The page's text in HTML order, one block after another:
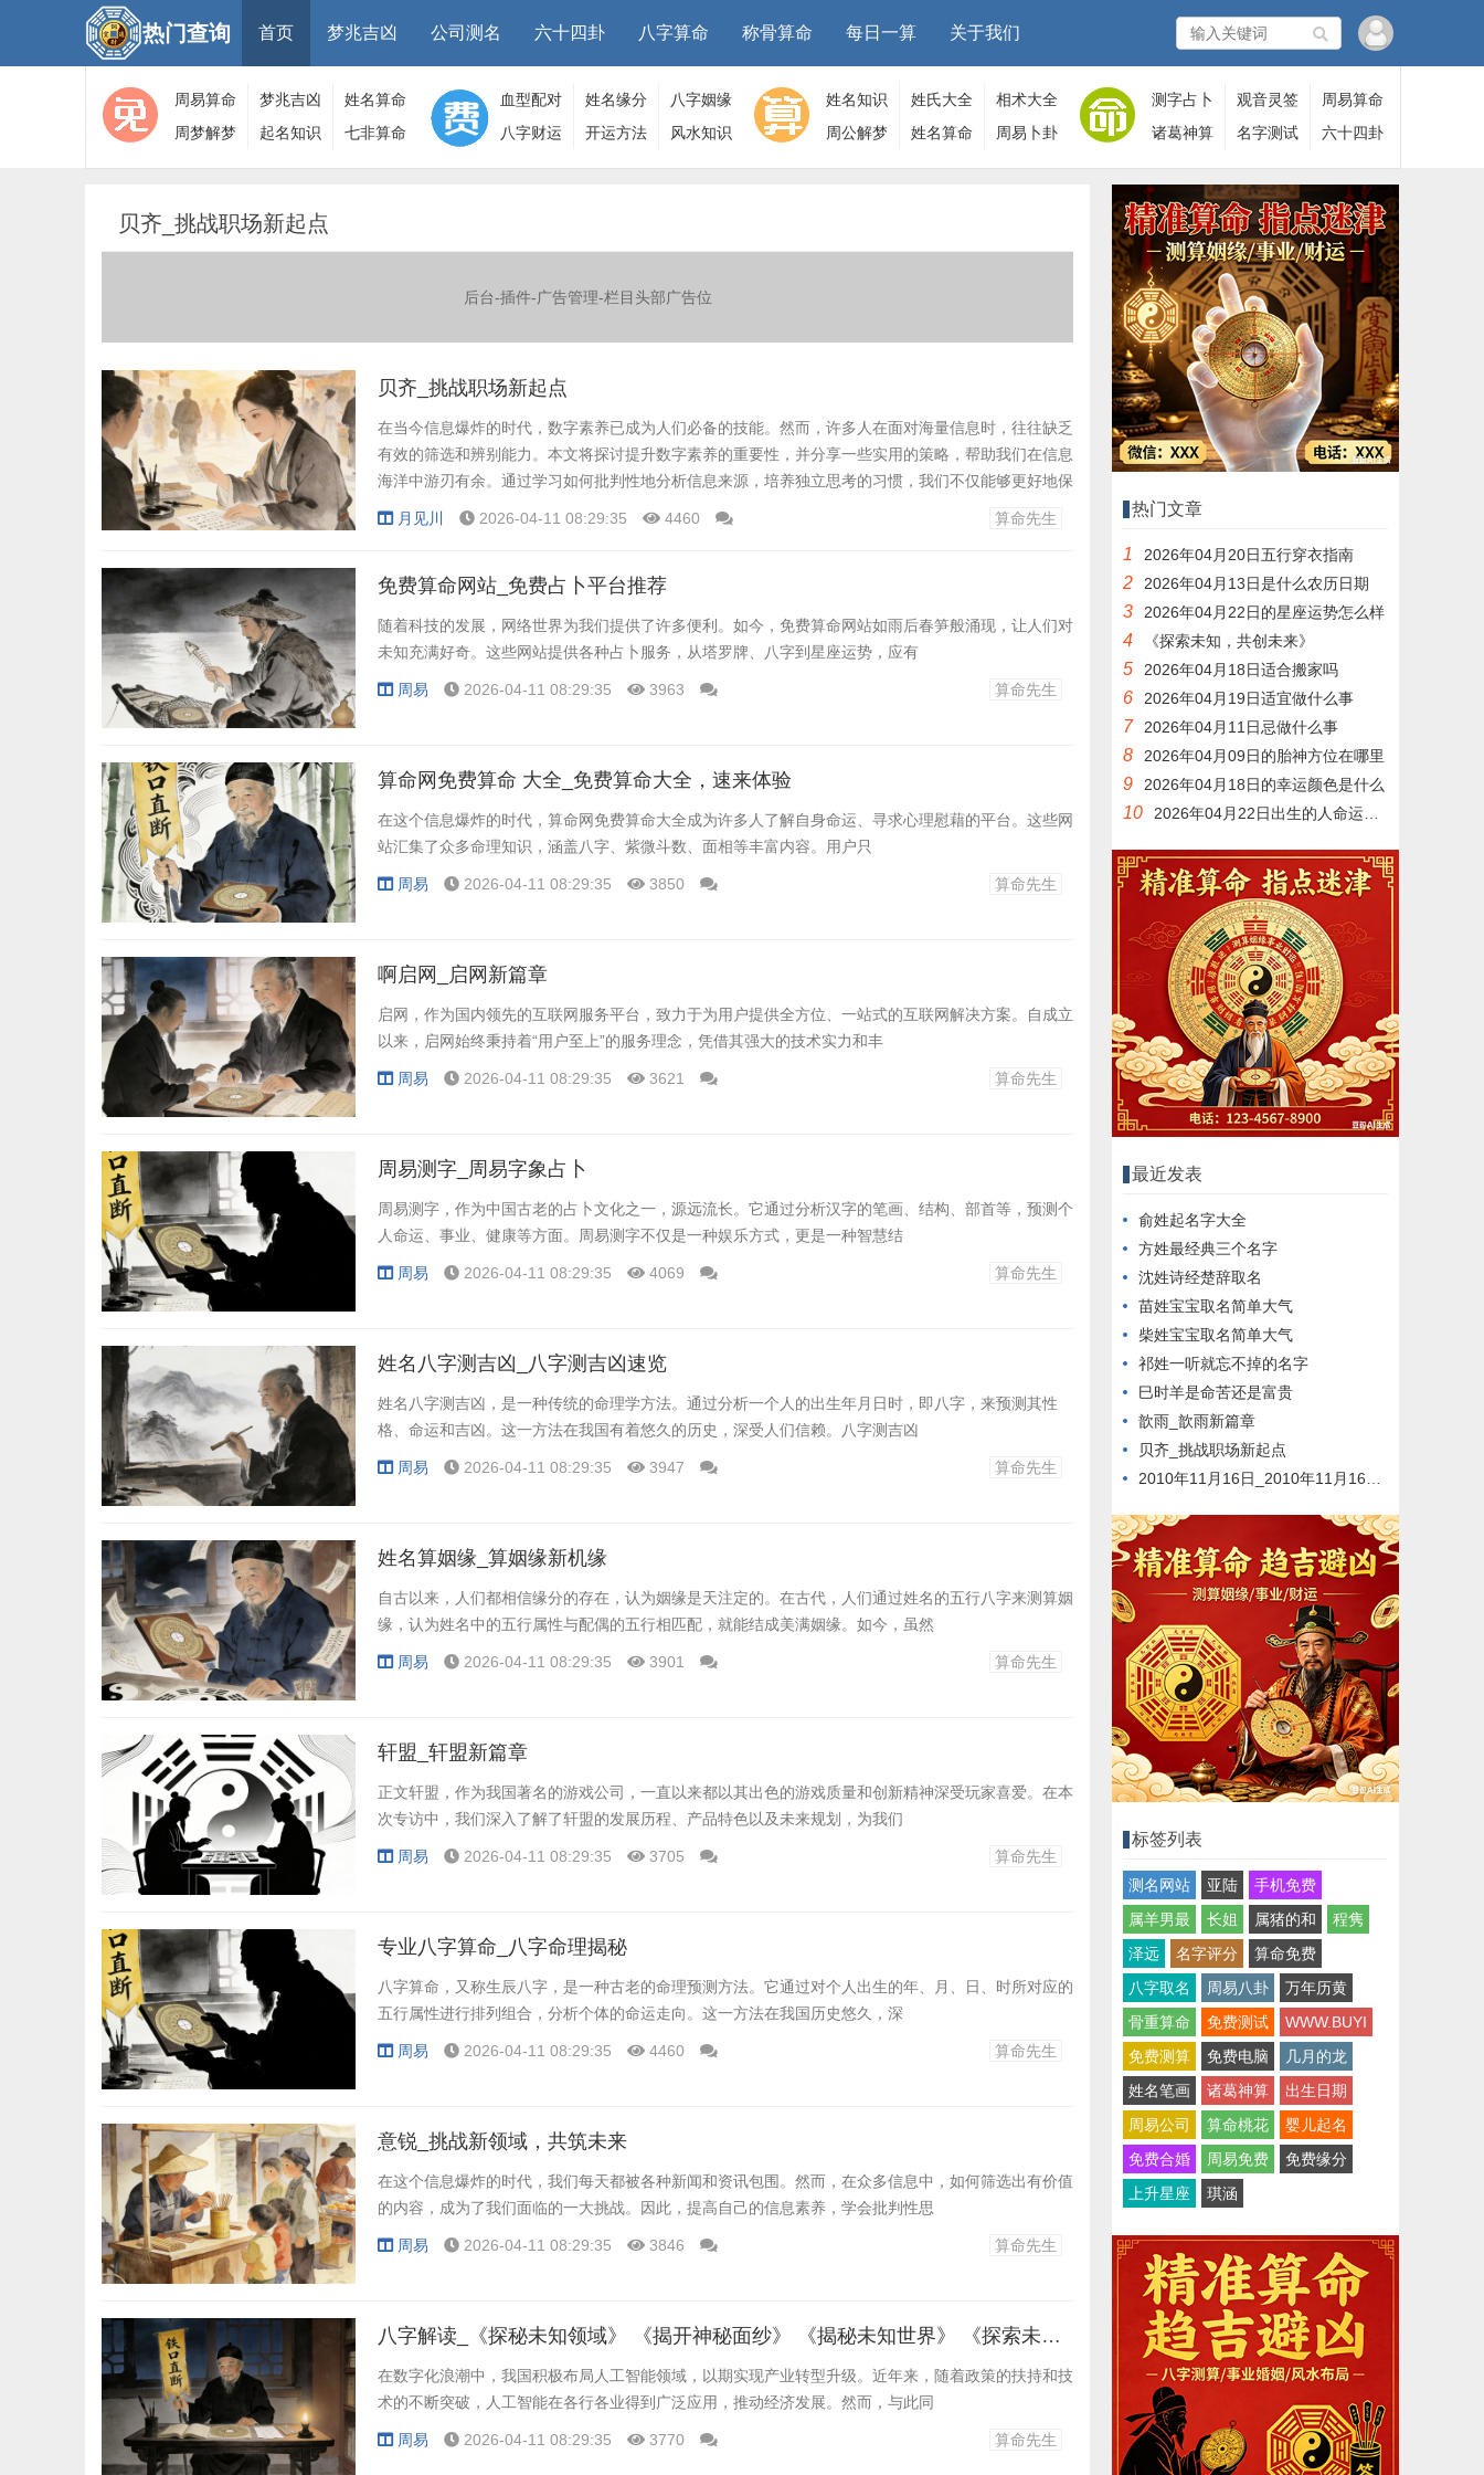
热门查询 首页 梦兆吉凶 公司测名 六十四卦 八字算命 称骨算命 每日一算 关于我们
周易算命 梦兆吉凶
姓名算命
周梦解梦
大全
起名知识
算命
七非算命
网
血型配对 姓名缘分
八字姻缘
八字财运
开运方法 风水知识
姓名知识 姓氏大全
相术大全
周公解梦
姓名算命 周易卜卦
测字占卜 观音灵签
周易算命
诸葛神算
名字测试 六十四卦
贝齐_挑战职场新起点
后台-插件-广告管理-栏目头部广告位
贝齐_挑战职场新起点
在当今信息爆炸的时代，数字素养已成为人们必备的技能。然而，许多人在面对海量信息时，往往缺乏
有效的筛选和辨别能力。本文将探讨提升数字素养的重要性，并分享一些实用的策略，帮助我们在信息
海洋中游刃有余。通过学习如何批判性地分析信息来源，培养独立思考的习惯，我们不仅能够更好地保
护个人隐私，还能为构建更加健康、理性的网络环境贡献力量。
月见川 2026-04-11 08:29:35 4460 算命先生
免费算命网站_免费占卜平台推荐
随着科技的发展，网络世界为我们提供了许多便利。如今，免费算命网站如雨后春笋般涌现，让人们对
未知充满好奇。这些网站提供各种占卜服务，从塔罗牌、八字到星座运势，应有
周易 2026-04-11 08:29:35 3963 算命先生
算命网免费算命 大全_免费算命大全，速来体验
在这个信息爆炸的时代，算命网免费算命大全成为许多人了解自身命运、寻求心理慰藉的平台。这些网
站汇集了众多命理知识，涵盖八字、紫微斗数、面相等丰富内容。用户只
周易 2026-04-11 08:29:35 3850 算命先生
啊启网_启网新篇章
启网，作为国内领先的互联网服务平台，致力于为用户提供全方位、一站式的互联网解决方案。自成立
以来，启网始终秉持着“用户至上”的服务理念，凭借其强大的技术实力和丰
周易 2026-04-11 08:29:35 3621 算命先生
周易测字_周易字象占卜
周易测字，作为中国古老的占卜文化之一，源远流长。它通过分析汉字的笔画、结构、部首等，预测个
人命运、事业、健康等方面。周易测字不仅是一种娱乐方式，更是一种智慧结
周易 2026-04-11 08:29:35 4069 算命先生
姓名八字测吉凶_八字测吉凶速览
姓名八字测吉凶，是一种传统的命理学方法。通过分析一个人的出生年月日时，即八字，来预测其性
格、命运和吉凶。这一方法在我国有着悠久的历史，深受人们信赖。八字测吉凶
周易 2026-04-11 08:29:35 3947 算命先生
姓名算姻缘_算姻缘新机缘
自古以来，人们都相信缘分的存在，认为姻缘是天注定的。在古代，人们通过姓名的五行八字来测算姻
缘，认为姓名中的五行属性与配偶的五行相匹配，就能结成美满姻缘。如今，虽然
周易 2026-04-11 08:29:35 3901 算命先生
轩盟_轩盟新篇章
正文轩盟，作为我国著名的游戏公司，一直以来都以其出色的游戏质量和创新精神深受玩家喜爱。在本
次专访中，我们深入了解了轩盟的发展历程、产品特色以及未来规划，为我们
周易 2026-04-11 08:29:35 3705 算命先生
专业八字算命_八字命理揭秘
八字算命，又称生辰八字，是一种古老的命理预测方法。它通过对个人出生的年、月、日、时所对应的
五行属性进行排列组合，分析个体的命运走向。这一方法在我国历史悠久，深
周易 2026-04-11 08:29:35 4460 算命先生
意锐_挑战新领域，共筑未来
在这个信息爆炸的时代，我们每天都被各种新闻和资讯包围。然而，在众多信息中，如何筛选出有价值
的内容，成为了我们面临的一大挑战。因此，提高自己的信息素养，学会批判性思
周易 2026-04-11 08:29:35 3846 算命先生
八字解读_《探秘未知领域》 《揭开神秘面纱》 《揭秘未知世界》 《探索未知之谜》
在数字化浪潮中，我国积极布局人工智能领域，以期实现产业转型升级。近年来，随着政策的扶持和技
术的不断突破，人工智能在各行各业得到广泛应用，推动经济发展。然而，与此同
周易 2026-04-11 08:29:35 3770 算命先生
热门文章
1 2026年04月20日五行穿衣指南
2 2026年04月13日是什么农历日期
3 2026年04月22日的星座运势怎么样
4 《探索未知，共创未来》
5 2026年04月18日适合搬家吗
6 2026年04月19日适宜做什么事
7 2026年04月11日忌做什么事
8 2026年04月09日的胎神方位在哪里
9 2026年04月18日的幸运颜色是什么
10 2026年04月22日出生的人命运如何
最近发表
俞姓起名字大全
方姓最经典三个名字
沈姓诗经楚辞取名
苗姓宝宝取名简单大气
柴姓宝宝取名简单大气
祁姓一听就忘不掉的名字
巳时羊是命苦还是富贵
歆雨_歆雨新篇章
贝齐_挑战职场新起点
2010年11月16日_2010年11月16日新闻回顾
标签列表
测名网站 亚陆
手机免费
属羊男最
长姐 属猪的和
程隽
泽远
名字评分
算命免费
八字取名
周易八卦
万年历黄
骨重算命
免费测试
WWW.BUYI
免费测算
免费电脑
几月的龙
姓名笔画
诸葛神算
出生日期
周易公司
算命桃花
婴儿起名
免费合婚
周易免费
免费缘分
上升星座
琪涵